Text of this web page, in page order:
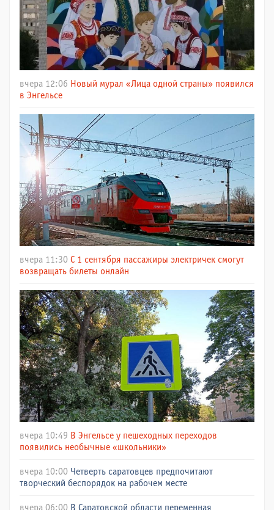
вчера 12:06 Новый мурал «Лица одной страны» появился
в Энгельсе
вчера 11:30 С 1 сентября пассажиры электричек смогут
возвращать билеты онлайн
вчера 10:49 В Энгельсе у пешеходных переходов
появились необычные «школьники»
вчера 10:00 Четверть саратовцев предпочитают
творческий беспорядок на рабочем месте
вчера 06:00 В Саратовской области переменная